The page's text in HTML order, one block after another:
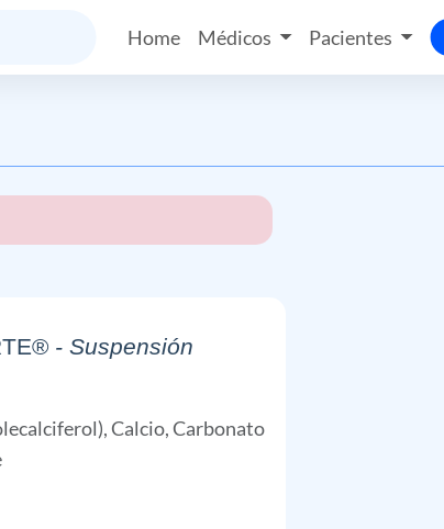
Home Médicos Pacientes
- Suspensión
Calcio, Carbonato